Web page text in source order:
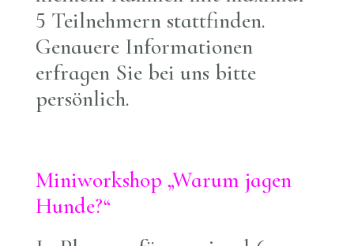
5 Teilnehmern stattfinden.
Genauere Informationen
erfragen Sie bei uns bitte
persönlich.
Miniworkshop „Warum jagen
Hunde?“